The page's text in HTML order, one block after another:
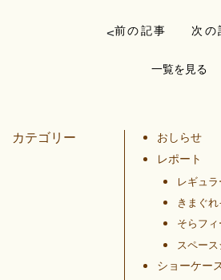
<前の記事 次の
一覧を見る
カテゴリー
おしらせ
レポート
レギュ
きまぐれ
そらフィ
スペー
ショーケー